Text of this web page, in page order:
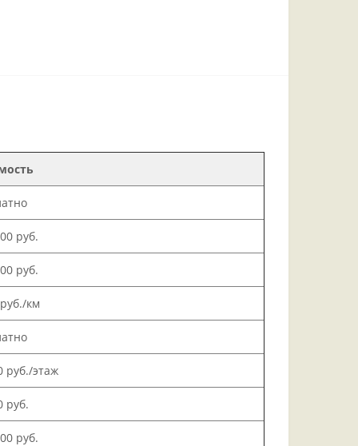
руб.
руб.
км
руб./этаж
руб.
руб.